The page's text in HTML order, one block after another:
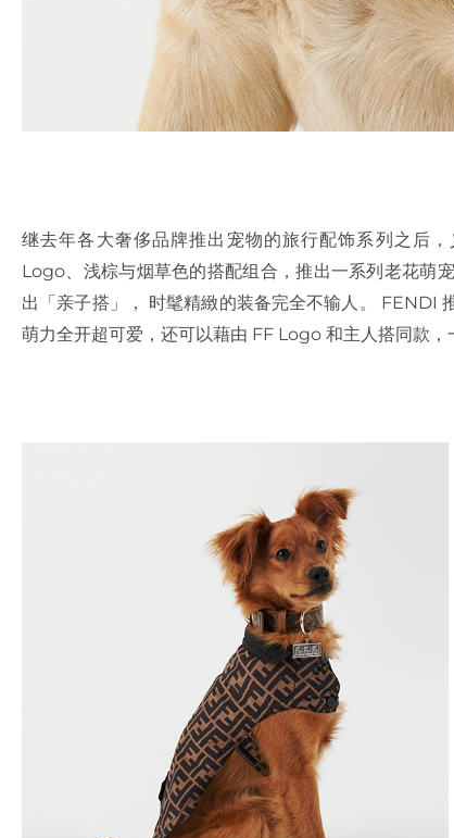
继去年各大奢侈品牌推出宠物的旅行配饰系列之后
Logo、浅棕与烟草色的搭配组合，推出一系列老花萌
出「亲子搭」， 时髦精緻的装备完全不输人。 FENDI
萌力全开超可爱，还可以藉由 FF Logo 和主人搭同款，